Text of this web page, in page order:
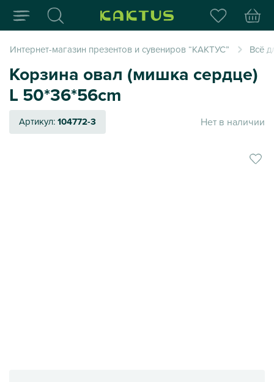
Интернет-магазин
Интернет-магазин презентов и сувениров “КАКТУС” Всё
Корзина овал (мишка сердце)
L 50*36*56cm
Артикул:104772-3 Нет в наличии